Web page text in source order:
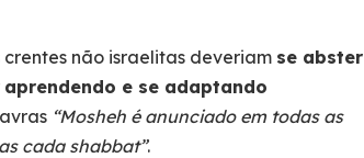
não israelitas deveriam se abster
aprendendo e se adaptando
“Mosheh é anunciado em todas as
cada shabbat”.